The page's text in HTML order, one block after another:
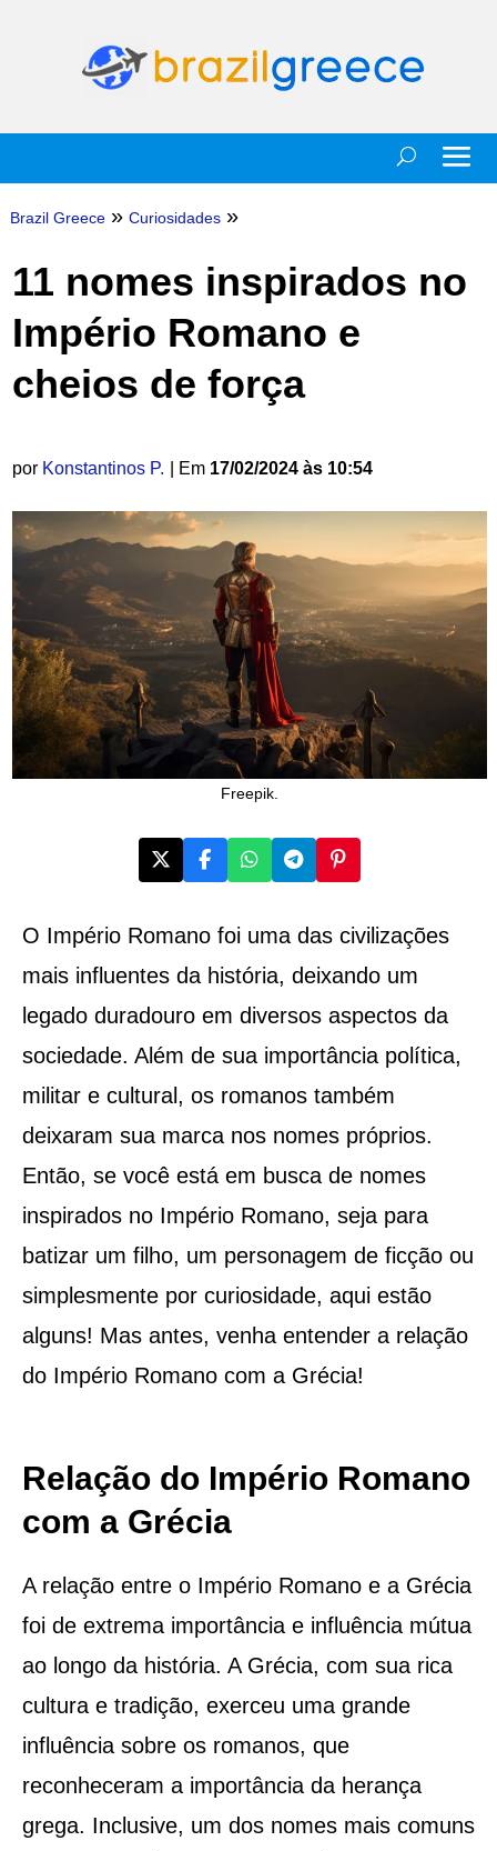
Brazil Greece » Curiosidades »
11 nomes inspirados no
Império Romano e
cheios de força
por Konstantinos P. | Em 17/02/2024 às 10:54
Freepik.
O Império Romano foi uma das civilizações
mais influentes da história, deixando um
legado duradouro em diversos aspectos da
sociedade. Além de sua importância política,
militar e cultural, os romanos também
deixaram sua marca nos nomes próprios.
Então, se você está em busca de nomes
inspirados no Império Romano, seja para
batizar um filho, um personagem de ficção ou
simplesmente por curiosidade, aqui estão
alguns! Mas antes, venha entender a relação
do Império Romano com a Grécia!
Relação do Império Romano
com a Grécia
A relação entre o Império Romano e a Grécia
foi de extrema importância e influência mútua
ao longo da história. A Grécia, com sua rica
cultura e tradição, exerceu uma grande
influência sobre os romanos, que
reconheceram a importância da herança
grega. Inclusive, um dos nomes mais comuns